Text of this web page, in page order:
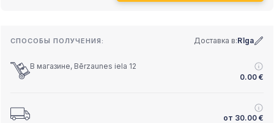
СПОСОБЫ ПОЛУЧЕНИЯ: Доставка в:Rīga
В магазине, Bērzaunes iela 12
0.00 €
от 30.00 €